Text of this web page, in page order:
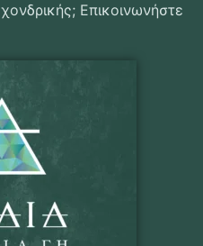
Επικοινωνήστε